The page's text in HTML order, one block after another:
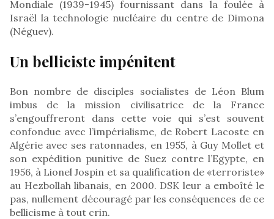
Mondiale (1939-1945) fournissant dans la foulée à
Israël la technologie nucléaire du centre de Dimona
(Néguev).
Un belliciste impénitent
Bon nombre de disciples socialistes de Léon Blum
imbus de la mission civilisatrice de la France
s’engouffreront dans cette voie qui s’est souvent
confondue avec l’impérialisme, de Robert Lacoste en
Algérie avec ses ratonnades, en 1955, à Guy Mollet et
son expédition punitive de Suez contre l’Egypte, en
1956, à Lionel Jospin et sa qualification de «terroriste»
au Hezbollah libanais, en 2000. DSK leur a emboîté le
pas, nullement découragé par les conséquences de ce
bellicisme à tout crin.